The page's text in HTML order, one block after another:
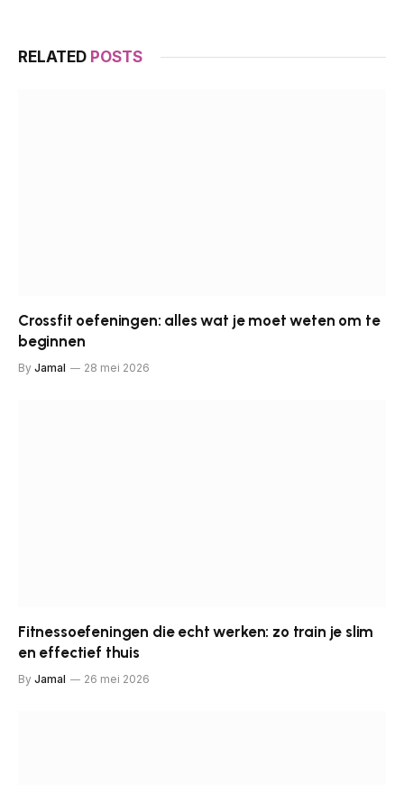
RELATED POSTS
Crossfit oefeningen: alles wat je moet weten om te
beginnen
By Jamal 28 mei 2026
Fitnessoefeningen die echt werken: zo train je slim
en effectief thuis
By Jamal 26 mei 2026